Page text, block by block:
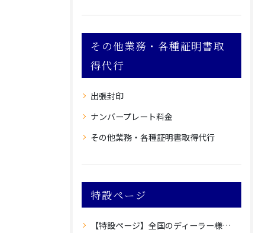
その他業務・各種証明書取
得代行
出張封印
ナンバープレート料金
その他業務・各種証明書取得代行
特設ページ
【特設ページ】全国のディーラー様向け愛知県内登録のご案内